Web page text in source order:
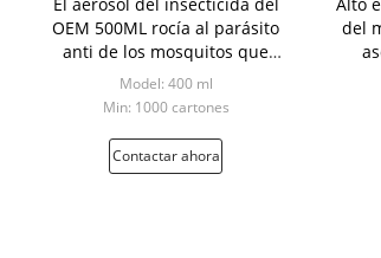
OEM 500ML rocía al parásito
anti de los mosquitos que
vuela
Model: 400 ml
Min: 1000 cartones
Contactar ahora
del